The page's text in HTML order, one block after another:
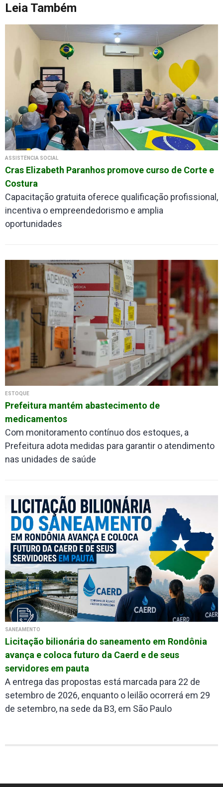
Leia Também
ASSISTÊNCIA SOCIAL
Cras Elizabeth Paranhos promove curso de Corte e
Costura
Capacitação gratuita oferece qualificação profissional,
incentiva o empreendedorismo e amplia
oportunidades
ESTOQUE
Prefeitura mantém abastecimento de
medicamentos
Com monitoramento contínuo dos estoques, a
Prefeitura adota medidas para garantir o atendimento
nas unidades de saúde
SANEAMENTO
Licitação bilionária do saneamento em Rondônia
avança e coloca futuro da Caerd e de seus
servidores em pauta
A entrega das propostas está marcada para 22 de
setembro de 2026, enquanto o leilão ocorrerá em 29
de setembro, na sede da B3, em São Paulo